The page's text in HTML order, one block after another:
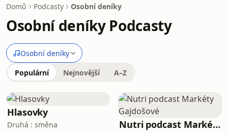
Domů Podcasty Osobní deníky
Osobní deníky Podcasty
Osobní deníky
Populární Nejnovější A–Z
Hlasovky
Druhá : směna Nutri podcast Markéty Gajdošové